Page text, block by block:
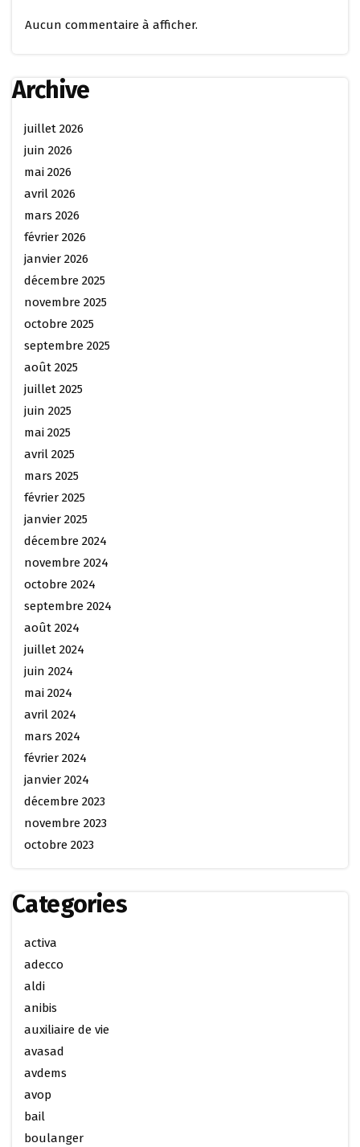
Aucun commentaire à afficher.
Archive
juillet 2026
juin 2026
mai 2026
avril 2026
mars 2026
février 2026
janvier 2026
décembre 2025
novembre 2025
octobre 2025
septembre 2025
août 2025
juillet 2025
juin 2025
mai 2025
avril 2025
mars 2025
février 2025
janvier 2025
décembre 2024
novembre 2024
octobre 2024
septembre 2024
août 2024
juillet 2024
juin 2024
mai 2024
avril 2024
mars 2024
février 2024
janvier 2024
décembre 2023
novembre 2023
octobre 2023
Categories
activa
adecco
aldi
anibis
auxiliaire de vie
avasad
avdems
avop
bail
boulanger